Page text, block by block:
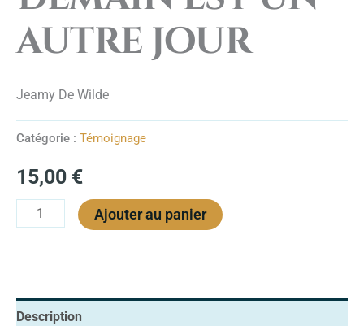
autre jour
Jeamy De Wilde
Catégorie : Témoignage
15,00 €
Ajouter au panier
Description